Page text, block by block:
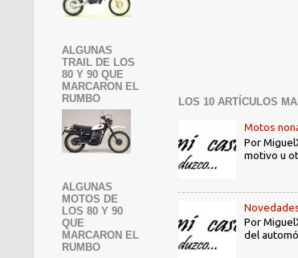
LOS 10 ARTÍCULOS
Motos
Por
motivo u
Por
del
ALGUNAS
TRAIL DE LOS
80 Y 90 QUE
MARCARON EL
RUMBO
ALGUNAS
MOTOS DE
LOS 80 Y 90
QUE
MARCARON EL
RUMBO